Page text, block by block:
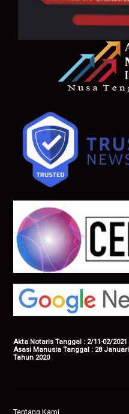
Akta Notaris Tanggal : 2/11-02/
Asasi Manusia Tanggal : 28 Januari
Tahun 2020
Tentang Kami